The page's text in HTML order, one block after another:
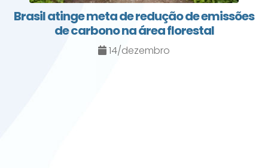
Brasil atinge meta de redução de emissões
de carbono na área florestal
14/dezembro